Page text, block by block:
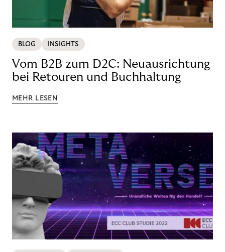
BLOG INSIGHTS
Vom B2B zum D2C: Neuausrichtung
bei Retouren und Buchhaltung
MEHR LESEN